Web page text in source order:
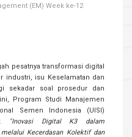
(EM) Week ke-12
pesatnya transformasi digital
industri, isu Keselamatan dan
sekadar soal prosedur dan
Program Studi Manajemen
Semen Indonesia (UISI)
"Inovasi Digital K3 dalam
Kecerdasan Kolektif dan